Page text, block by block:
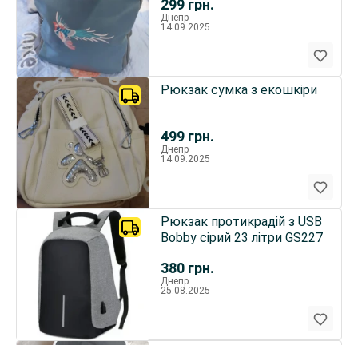
299 грн.
Днепр
14.09.2025
499 грн.
Рюкзак сумка з екошкіри
Днепр
14.09.2025
380 грн.
Рюкзак протикрадій з USB
Bobby сірий 23 літри GS227
Днепр
25.08.2025